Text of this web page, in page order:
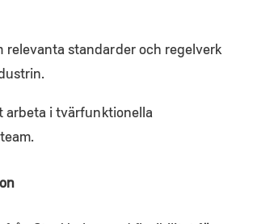
relevanta standarder och regelverk
arbeta i tvärfunktionella